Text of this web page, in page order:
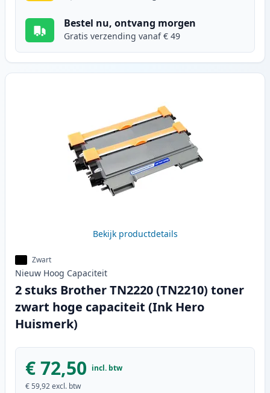
Bestel nu, ontvang morgen
Gratis verzending vanaf € 49
Bekijk productdetails
Zwart
Nieuw Hoog Capaciteit
2 stuks Brother TN2220 (TN2210) toner
zwart hoge capaciteit (Ink Hero
Huismerk)
€ 72,50 incl. btw
€ 59,92excl. btw